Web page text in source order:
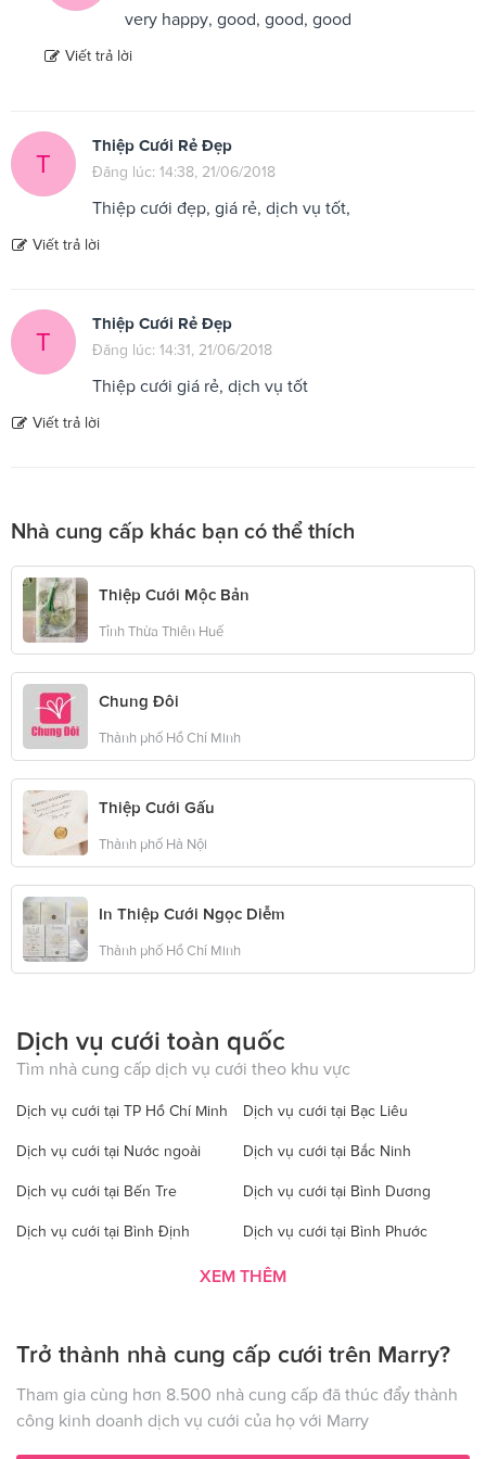
very happy, good, good, good
Viết trả lời
T
Thiệp Cưới Rẻ Đẹp
Đăng lúc: 14:38, 21/06/2018
Thiệp cưới đẹp, giá rẻ, dịch vụ tốt,
Viết trả lời
T
Thiệp Cưới Rẻ Đẹp
Đăng lúc: 14:31, 21/06/2018
Thiệp cưới giá rẻ, dịch vụ tốt
Viết trả lời
Nhà cung cấp khác bạn có thể thích
Thiệp Cưới Mộc Bản
Tỉnh Thừa Thiên Huế
Chung Đôi
Thành phố Hồ Chí Minh
Thiệp Cưới Gấu
Thành phố Hà Nội
In Thiệp Cưới Ngọc Diễm
Thành phố Hồ Chí Minh
Dịch vụ cưới toàn quốc
Tìm nhà cung cấp dịch vụ cưới theo khu vực
Dịch vụ cưới tại TP Hồ Chí Minh Dịch vụ cưới tại Bạc Liêu
Dịch vụ cưới tại Nước ngoài Dịch vụ cưới tại Bắc Ninh
Dịch vụ cưới tại Bến Tre Dịch vụ cưới tại Bình Dương
Dịch vụ cưới tại Bình Định Dịch vụ cưới tại Bình Phước
Dịch vụ cưới tại Bình Thuận Dịch vụ cưới tại Cà Mau
Dịch vụ cưới tại Hà Nội Dịch vụ cưới tại Đăk Nông
Dịch vụ cưới tại Điện Biên Dịch vụ cưới tại Đồng Nai
Dịch vụ cưới tại Đồng Tháp Dịch vụ cưới tại Gia Lai
XEM THÊM
Trở thành nhà cung cấp cưới trên Marry?
Tham gia cùng hơn 8.500 nhà cung cấp đã thúc đẩy thành
công kinh doanh dịch vụ cưới của họ với Marry